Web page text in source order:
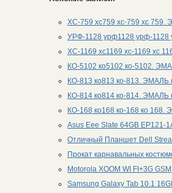
ХС-759 хс759 хс-759 хс
УРФ-1128 урф1128 урф-
ХС-1169 хс1169 хс-1169 хс
КО-5102 ко5102 ко-5102.
КО-813 ко813 ко-813.
КО-814 ко814 ко-814.
КО-168 ко168 ко-168 ко
Asus Eee Slate 64GB EP121-
Отличный Планшет Dell
Прокат карнавальных
Motorola XOOM WI FI+3G GSM
Samsung Galaxy Tab 10.1